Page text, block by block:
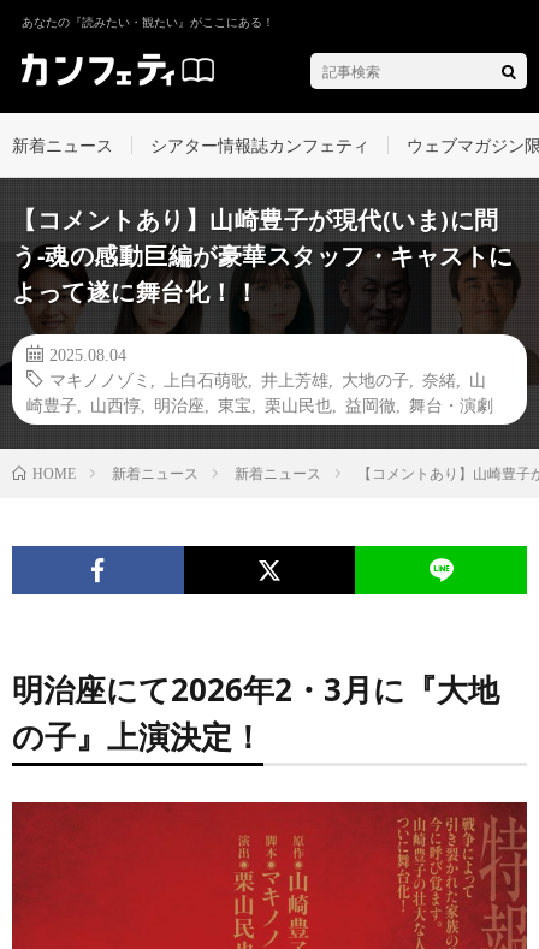
あなたの『読みたい・観たい』がここにある！
新着ニュース シアター情報誌カンフェティ ウェブマガジン
【コメントあり】山崎豊子が現代(いま)に問
う-魂の感動巨編が豪華スタッフ・キャストに
よって遂に舞台化！！
2025.08.04
マキノノゾミ
上白石萌歌 井上芳雄 大地の子 奈緒
山
崎豊子
山西惇 明治座 東宝 栗山民也 益岡徹 舞台・演劇
HOME 新着ニュース 新着ニュース 【コメントあり】山崎豊
明治座にて2026年2・3月に『大地
の子』上演決定！